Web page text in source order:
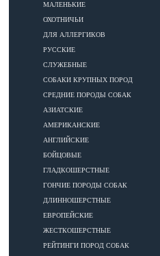
МАЛЕНЬКИЕ
ОХОТНИЧЬИ
ДЛЯ АЛЛЕРГИКОВ
РУССКИЕ
СЛУЖЕБНЫЕ
СОБАКИ КРУПНЫХ ПОРОД
СРЕДНИЕ ПОРОДЫ СОБАК
АЗИАТСКИЕ
АМЕРИКАНСКИЕ
АНГЛИЙСКИЕ
БОЙЦОВЫЕ
ГЛАДКОШЕРСТНЫЕ
ГОНЧИЕ ПОРОДЫ СОБАК
ДЛИННОШЕРСТНЫЕ
ЕВРОПЕЙСКИЕ
ЖЕСТКОШЕРСТНЫЕ
РЕЙТИНГИ ПОРОД СОБАК
ВОСПИТАНИЕ
КОРМА
Корма супер-премиум класса
Корма холистик класса
Корма эконом класса